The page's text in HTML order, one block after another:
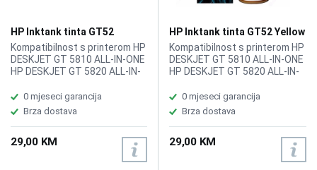
HP Inktank tinta GT52
Magenta
Kompatibilnost s printerom HP
DESKJET GT 5810 ALL-IN-ONE
HP DESKJET GT 5820 ALL-IN-
0 mjeseci garancija
Brza dostava
29,00 KM
HP Inktank tinta GT52 Yellow
Kompatibilnost s printerom HP
DESKJET GT 5810 ALL-IN-ONE
HP DESKJET GT 5820 ALL-IN-
0 mjeseci garancija
Brza dostava
29,00 KM